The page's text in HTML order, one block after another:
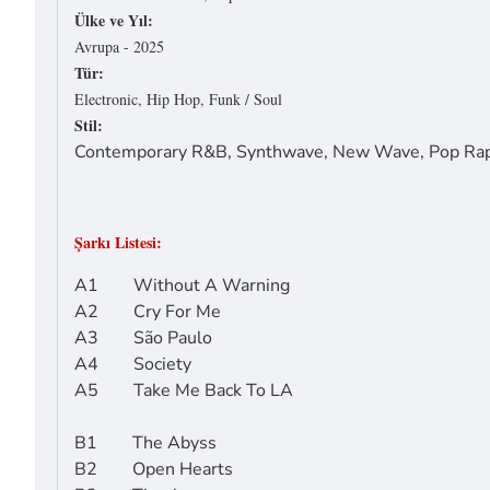
Ülke ve Yıl:
Avrupa - 2025
Tür:
Electronic, Hip Hop, Funk / Soul
Stil:
Contemporary R&B, Synthwave, New Wave, Pop
Şarkı Listesi:
A1 Without A Warning
A2 Cry For Me
A3 São Paulo
A4 Society
A5 Take Me Back To LA
B1 The Abyss
B2 Open Hearts